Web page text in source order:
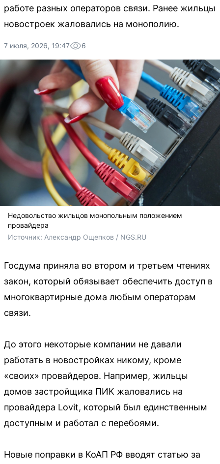
работе разных операторов связи. Ранее жильцы
новостроек жаловались на монополию.
7 июля, 2026, 19:47 6
Недовольство жильцов монопольным положением
провайдера
Источник: Александр Ощепков / NGS.RU
Госдума приняла во втором и третьем чтениях
закон, который обязывает обеспечить доступ в
многоквартирные дома любым операторам
связи.
До этого некоторые компании не давали
работать в новостройках никому, кроме
«своих» провайдеров. Например, жильцы
домов застройщика ПИК жаловались на
провайдера Lovit, который был единственным
доступным и работал с перебоями.
Новые поправки в КоАП РФ вводят статью за